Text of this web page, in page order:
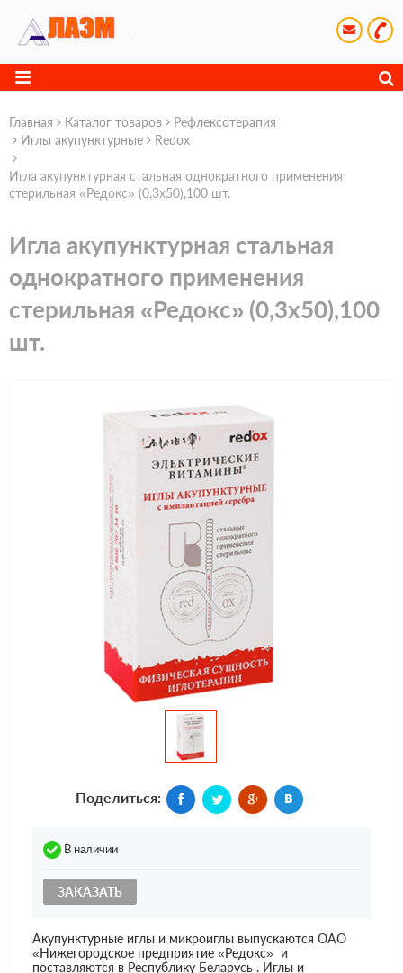
Главная Каталог товаров
Рефлексотерапия
Иглы акупунктурные
Redox
Игла акупунктурная стальная однократного применения
стерильная «Редокс» (0,3х50),100 шт.
Игла акупунктурная стальная
однократного применения
стерильная «Редокс» (0,3х50),100
шт.
Поделиться:
В наличии
ЗАКАЗАТЬ
Акупунктурные иглы и микроиглы выпускаются ОАО
«Нижегородское предприятие «Редокс» и
поставляются в Республику Беларусь . Иглы и